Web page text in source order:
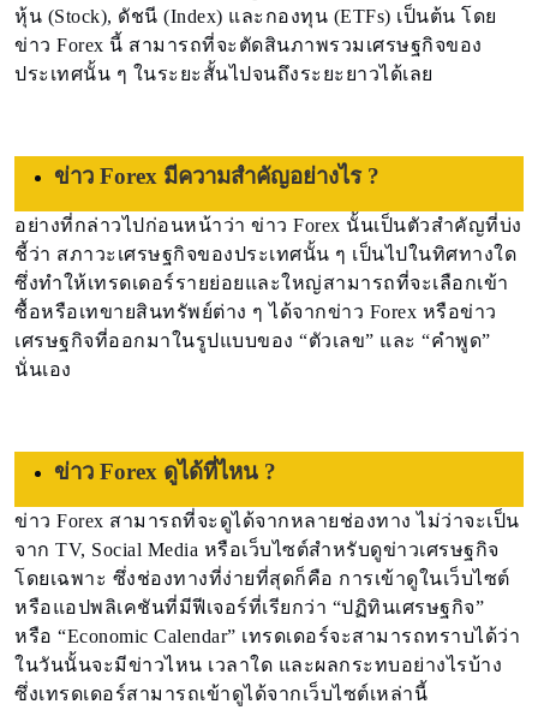
หุ้น (Stock), ดัชนี (Index) และกองทุน (ETFs) เป็นต้น โดย
ข่าว Forex นี้ สามารถที่จะตัดสินภาพรวมเศรษฐกิจของ
ประเทศนั้น ๆ ในระยะสั้นไปจนถึงระยะยาวได้เลย
ข่าว Forex มีความสำคัญอย่างไร ?
อย่างที่กล่าวไปก่อนหน้าว่า ข่าว Forex นั้นเป็นตัวสำคัญที่บ่ง
ชี้ว่า สภาวะเศรษฐกิจของประเทศนั้น ๆ เป็นไปในทิศทางใด
ซึ่งทำให้เทรดเดอร์รายย่อยและใหญ่สามารถที่จะเลือกเข้า
ซื้อหรือเทขายสินทรัพย์ต่าง ๆ ได้จากข่าว Forex หรือข่าว
เศรษฐกิจที่ออกมาในรูปแบบของ “ตัวเลข” และ “คำพูด”
นั่นเอง
ข่าว Forex ดูได้ที่ไหน ?
ข่าว Forex สามารถที่จะดูได้จากหลายช่องทาง ไม่ว่าจะเป็น
จาก TV, Social Media หรือเว็บไซต์สำหรับดูข่าวเศรษฐกิจ
โดยเฉพาะ ซึ่งช่องทางที่ง่ายที่สุดก็คือ การเข้าดูในเว็บไซต์
หรือแอปพลิเคชันที่มีฟีเจอร์ที่เรียกว่า “ปฏิทินเศรษฐกิจ”
หรือ “Economic Calendar” เทรดเดอร์จะสามารถทราบได้ว่า
ในวันนั้นจะมีข่าวไหน เวลาใด และผลกระทบอย่างไรบ้าง
ซึ่งเทรดเดอร์สามารถเข้าดูได้จากเว็บไซต์เหล่านี้